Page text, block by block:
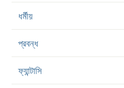
ধর্মীয়
প্রবন্ধ
ফ্যান্টাসি